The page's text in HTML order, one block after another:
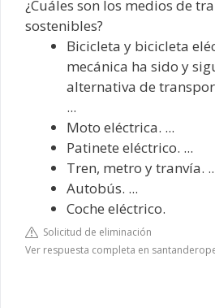
¿Cuáles son los medios de
sostenibles?
Bicicleta y bicicleta
mecánica ha sido y
alternativa de
...
Moto eléctrica. ...
Patinete eléctrico. ...
Tren, metro y tranvía.
Autobús. ...
Coche eléctrico.
Solicitud de eliminación
Ver respuesta completa en